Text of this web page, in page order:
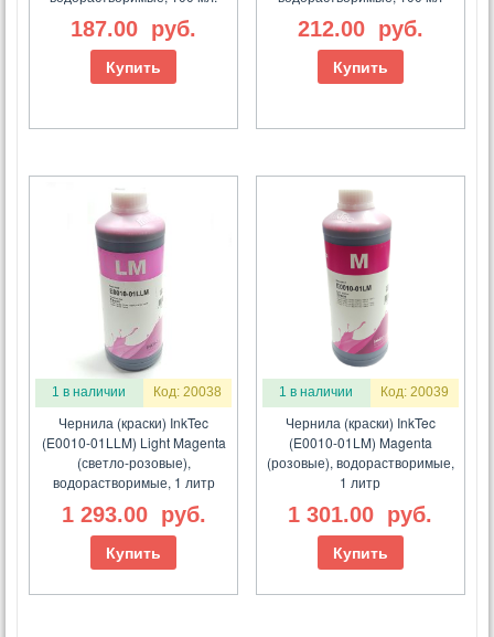
187.00 руб.
Купить
212.00 руб.
Купить
1 в наличии Код: 20038
Чернила (краски) InkTec
(E0010-01LLM) Light Magenta
(светло-розовые),
водорастворимые, 1 литр
1 293.00 руб.
Купить
1 в наличии Код: 20039
Чернила (краски) InkTec
(E0010-01LM) Magenta
(розовые), водорастворимые,
1 литр
1 301.00 руб.
Купить